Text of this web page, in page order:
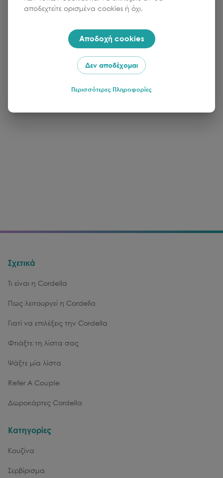
Σχετικά
Τι είναι η Cordella
Πως λειτουργεί η Cordella
Γιατί να επιλέξεις την Cordella
Φτιάξτε τη λίστα σας
Ψάξτε μία λίστα
Refer A Couple
Δωροκάρτες Cordella
Κατηγορίες
Κουζίνα
Σερβίρισμα
αποδεχτείτε ορισμένα cookies ή όχι.
Αποδοχή cookies
Δεν αποδέχομαι
Περισσότερες Πληροφορίες